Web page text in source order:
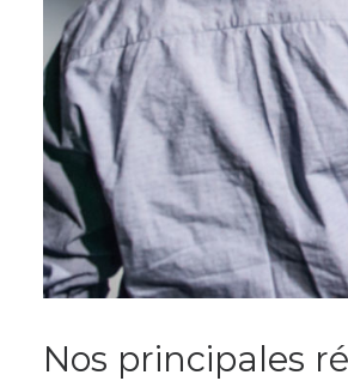
Nos principales